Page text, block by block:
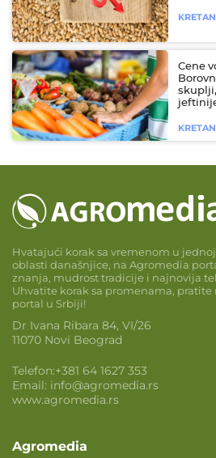
Cene
Hvatajući korak sa vremenom u
oblasti današnjice, na Agromedia
znanja, mudrost tradicije i najnovija
Uhvatite korak sa promenama,
portal u Srbiji!
Dr Ivana Ribara 84, VI/26
11070 Novi Beograd
Telefon:+381 64 1627 353
Email: info@agromedia.rs
www.agromedia.rs
Agromedia